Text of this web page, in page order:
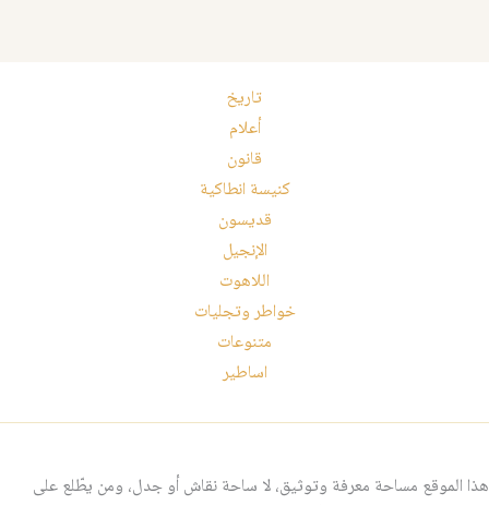
تاريخ
أعلام
قانون
كنيسة انطاكية
قديسون
الإنجيل
اللاهوت
خواطر وتجليات
متنوعات
اساطير
هذا الموقع مساحة معرفة وتوثيق، لا ساحة نقاش أو جدل، ومن يطّلع على